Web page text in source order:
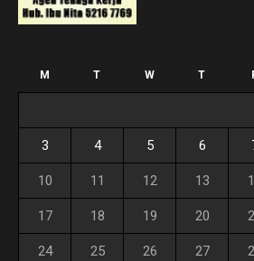
M T W T
3 4 5 6
10 11 12 13
17 18 19 20
24 25 26 27